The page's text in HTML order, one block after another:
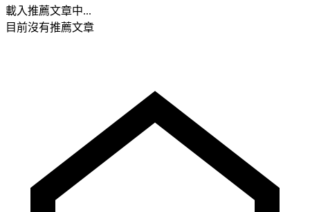
載入推薦文章中...
目前沒有推薦文章